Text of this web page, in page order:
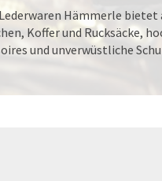
Hämmerle bietet
Koffer und Rucksäcke,
und unverwüstliche